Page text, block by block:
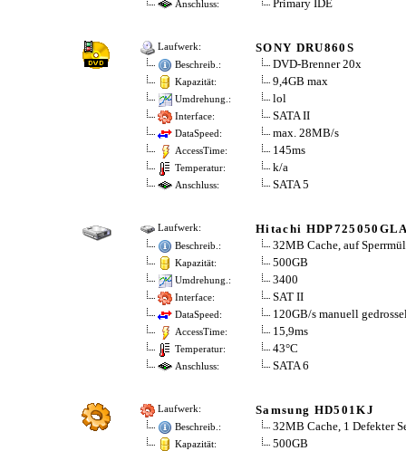
Anschluss: Primary IDE
Laufwerk: SONY DRU860S
Beschreib.: DVD-Brenner 20x
Kapazität: 9,4GB max
Umdrehung.: lol
Interface: SATA II
DataSpeed: max. 28MB/s
AccessTime: 145ms
Temperatur: k/a
Anschluss: SATA 5
Laufwerk: Hitachi
Beschreib.: 32MB Cache, auf
Kapazität: 500GB
Umdrehung.: 3400
Interface: SAT II
DataSpeed: 120GB/s manuell
AccessTime: 15,9ms
Temperatur: 43°C
Anschluss: SATA 6
Laufwerk: Samsung HD501KJ
Beschreib.: 32MB Cache, 1 Defekter
Kapazität: 500GB